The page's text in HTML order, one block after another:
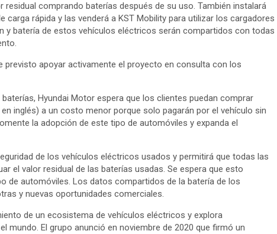
residual comprando baterías después de su uso. También instalará
carga rápida y las venderá a KST Mobility para utilizar los cargadores
y batería de estos vehículos eléctricos serán compartidos con todas
previsto apoyar activamente el proyecto en consulta con los
Hyundai Motor espera que los clientes puedan comprar
inglés) a un costo menor porque solo pagarán por el vehículo sin
la adopción de este tipo de automóviles y expanda el
de los vehículos eléctricos usados ​​y permitirá que todas las
el valor residual de las baterías usadas. Se espera que esto
de automóviles. Los datos compartidos de la batería de los
y nuevas oportunidades comerciales.
de un ecosistema de vehículos eléctricos y explora
mundo. El grupo anunció en noviembre de 2020 que firmó un